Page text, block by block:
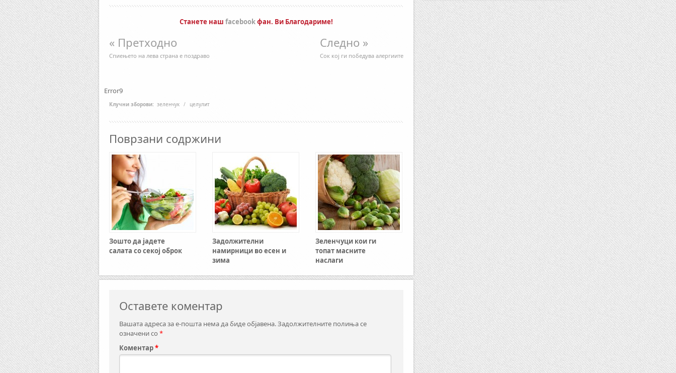
Станете наш facebookфан. Ви Благодариме!
« Претходно
Спиењето на лева страна е поздраво
Следно »
Сок кој ги победува алергиите
Error9
Клучни зборови: зеленчук / целулит
Поврзани содржини
Зошто да јадете
салата со секој оброк
Задолжителни
намирници во есен и
зима
Зеленчуци кои ги
топат масните
наслаги
Оставете коментар
Вашата адреса за е-пошта нема да биде објавена.Задолжителните полиња се
означени со *
Коментар*